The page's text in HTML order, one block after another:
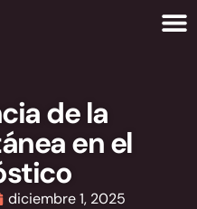
de la
en el
diciembre 1, 2025